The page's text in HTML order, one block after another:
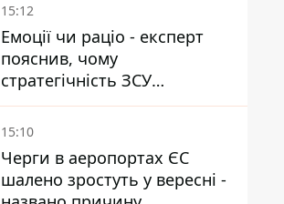
15:12
Емоції чи раціо - експерт
пояснив, чому
стратегічність ЗСУ
важливіша за емоційні
атаки РФ
15:10
Черги в аеропортах ЄС
шалено зростуть у вересні -